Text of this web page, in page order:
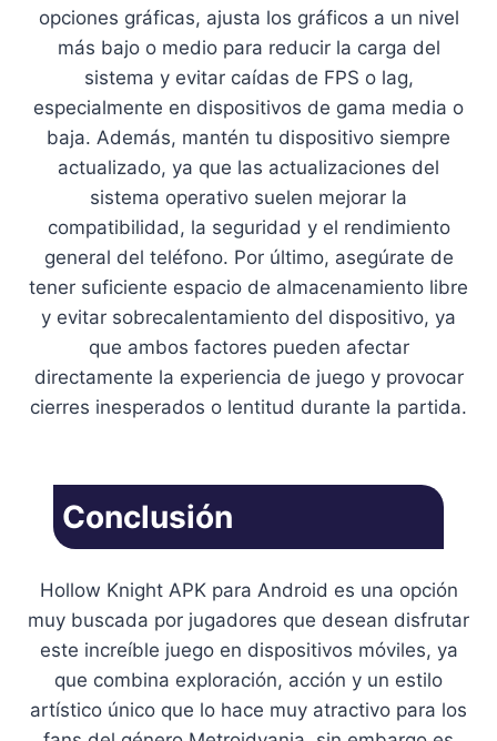
opciones gráficas, ajusta los gráficos a un nivel
más bajo o medio para reducir la carga del
sistema y evitar caídas de FPS o lag,
especialmente en dispositivos de gama media o
baja. Además, mantén tu dispositivo siempre
actualizado, ya que las actualizaciones del
sistema operativo suelen mejorar la
compatibilidad, la seguridad y el rendimiento
general del teléfono. Por último, asegúrate de
tener suficiente espacio de almacenamiento libre
y evitar sobrecalentamiento del dispositivo, ya
que ambos factores pueden afectar
directamente la experiencia de juego y provocar
cierres inesperados o lentitud durante la partida.
Conclusión
Hollow Knight APK para Android es una opción
muy buscada por jugadores que desean disfrutar
este increíble juego en dispositivos móviles, ya
que combina exploración, acción y un estilo
artístico único que lo hace muy atractivo para los